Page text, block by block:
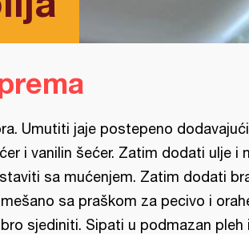
Umutiti jaje postepeno
i vanilin šećer. Zatim dodati ulje i
sa mućenjem. Zatim dodati
sa praškom za pecivo i
sjediniti. Sipati u podmazan pleh